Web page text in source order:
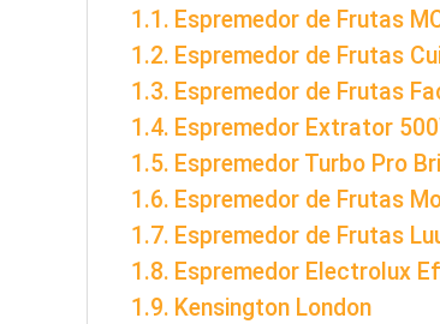
Espremedor de Frutas
Espremedor de Frutas
Espremedor de Frutas
Espremedor Extrator
Espremedor Turbo Pro
Espremedor de Frutas
Espremedor de Frutas
Espremedor Electrolux
Kensington London